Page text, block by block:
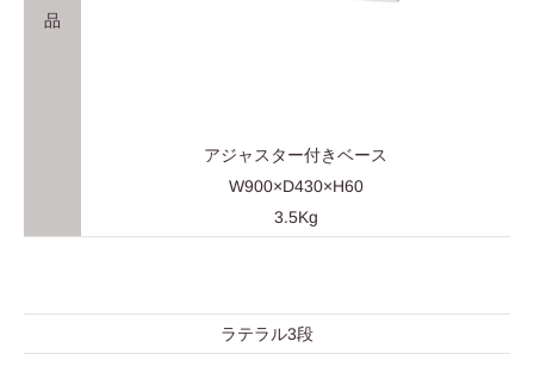
品
アジャスター付きベース
W900×D430×H60
3.5Kg
ラテラル3段